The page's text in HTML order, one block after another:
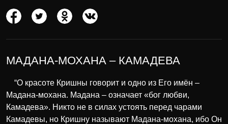
МАДАНА-МОХАНА – КАМАДЕВА
“О красоте Кришны говорит и одно из Его имён –
Мадана-мохана. Мадана – означает «бог любви,
Камадева». Никто не в силах устоять перед чарами
Камадевы, но Кришну называют Мадана-мохана, ибо Он